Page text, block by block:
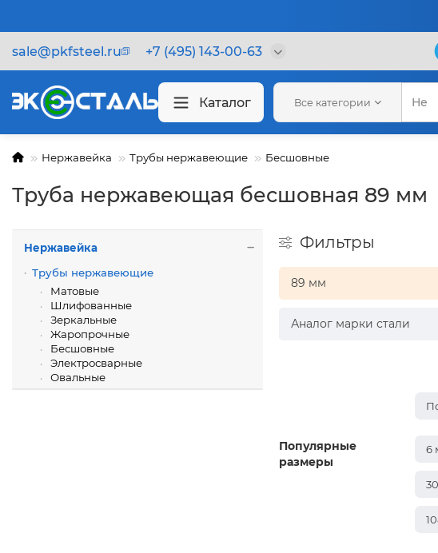
sale@pkfsteel.ru +7 (495) 143-00-63
Каталог Все категории
Нержавейка Трубы нержавеющие Бесшовные
Труба нержавеющая бесшовная 89 мм
Нержавейка
Трубы нержавеющие
Матовые
Шлифованные
Зеркальные
Жаропрочные
Бесшовные
Электросварные
Овальные
Фильтры
89 мм
Аналог марки стали
Популярные
размеры
6